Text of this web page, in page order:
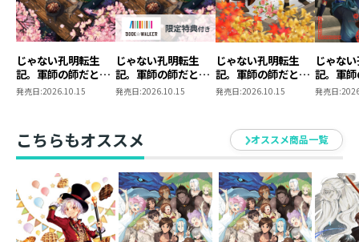
武田ほたる
イラストレーター。茨城県在住。
大好きな三国志をテーマにした作品にイラストを描かせ
じゃない孔明転生
記。軍師の師だとい
われましても5
発売日:2026.10.15
じゃない孔明転生
記。軍師の師だとい
われましても
発売日:2026.10.15
じゃない孔明転生
記。軍師の師だとい
われましても
発売日:2026.10.15
じゃな
記。軍
われま
発売日:
こちらもオススメ オススメ商品一覧